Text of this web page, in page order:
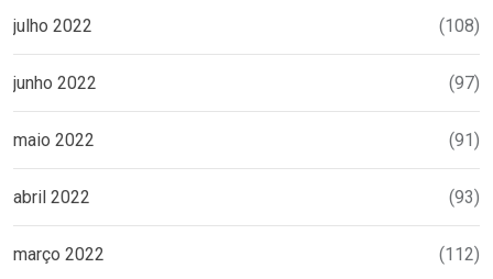
julho 2022 (108)
junho 2022 (97)
maio 2022 (91)
abril 2022 (93)
março 2022 (112)